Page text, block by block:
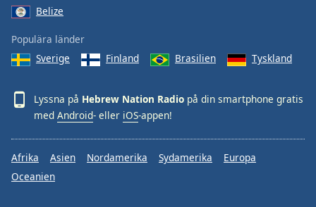
Belize
Populära länder
Sverige
Finland Brasilien Tyskland
Lyssna på Hebrew Nation Radio på din smartphone gratis
med Android- eller iOS-appen!
Afrika Asien Nordamerika Sydamerika
Europa
Oceanien